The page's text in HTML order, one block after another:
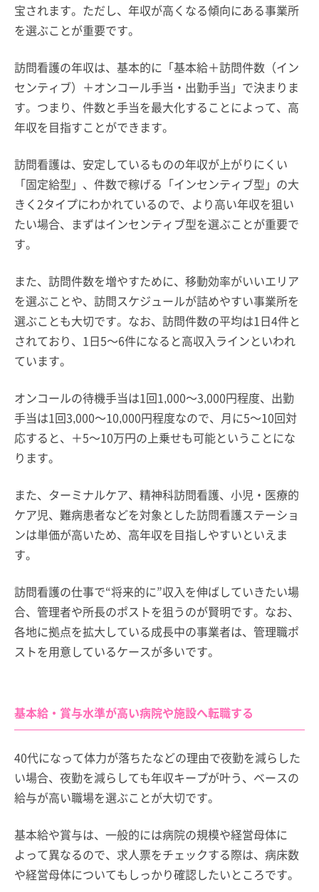
宝されます。ただし、年収が高くなる傾向にある事業所
を選ぶことが重要です。
訪問看護の年収は、基本的に「基本給＋訪問件数（イン
センティブ）＋オンコール手当・出勤手当」で決まりま
す。つまり、件数と手当を最大化することによって、高
年収を目指すことができます。
訪問看護は、安定しているものの年収が上がりにくい
「固定給型」、件数で稼げる「インセンティブ型」の大
きく2タイプにわかれているので、より高い年収を狙い
たい場合、まずはインセンティブ型を選ぶことが重要で
す。
また、訪問件数を増やすために、移動効率がいいエリア
を選ぶことや、訪問スケジュールが詰めやすい事業所を
選ぶことも大切です。なお、訪問件数の平均は1日4件と
されており、1日5～6件になると高収入ラインといわれ
ています。
オンコールの待機手当は1回1,000～3,000円程度、出勤
手当は1回3,000～10,000円程度なので、月に5～10回対
応すると、＋5～10万円の上乗せも可能ということにな
ります。
また、ターミナルケア、精神科訪問看護、小児・医療的
ケア児、難病患者などを対象とした訪問看護ステーショ
ンは単価が高いため、高年収を目指しやすいといえま
す。
訪問看護の仕事で“将来的に”収入を伸ばしていきたい場
合、管理者や所長のポストを狙うのが賢明です。なお、
各地に拠点を拡大している成長中の事業者は、管理職ポ
ストを用意しているケースが多いです。
基本給・賞与水準が高い病院や施設へ転職する
40代になって体力が落ちたなどの理由で夜勤を減らした
い場合、夜勤を減らしても年収キープが叶う、ベースの
給与が高い職場を選ぶことが大切です。
基本給や賞与は、一般的には病院の規模や経営母体に
よって異なるので、求人票をチェックする際は、病床数
や経営母体についてもしっかり確認したいところです。